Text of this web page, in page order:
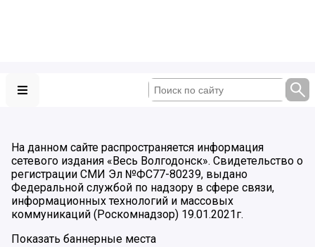
На данном сайте распространяется информация
сетевого издания «Весь Волгодонск». Свидетельство о
регистрации СМИ Эл №ФС77-80239, выдано
Федеральной службой по надзору в сфере связи,
информационных технологий и массовых
коммуникаций (Роскомнадзор) 19.01.2021г.
Показать баннерные места